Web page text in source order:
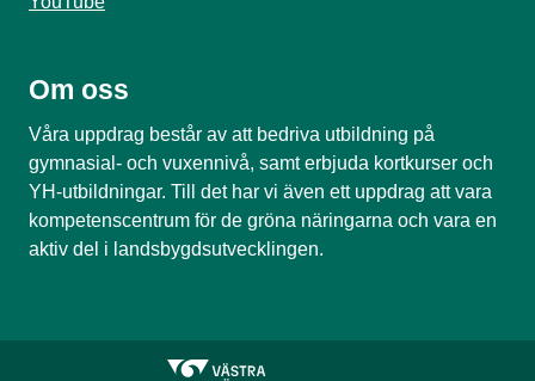
Om oss
Våra uppdrag består av att bedriva utbildning på
gymnasial- och vuxennivå, samt erbjuda kortkurser och
YH-utbildningar. Till det har vi även ett uppdrag att vara
kompetenscentrum för de gröna näringarna och vara en
aktiv del i landsbygdsutvecklingen.